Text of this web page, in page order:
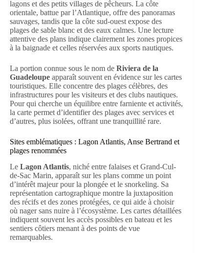
lagons et des petits villages de pêcheurs. La côte
orientale, battue par l’Atlantique, offre des panoramas
sauvages, tandis que la côte sud-ouest expose des
plages de sable blanc et des eaux calmes. Une lecture
attentive des plans indique clairement les zones propices
à la baignade et celles réservées aux sports nautiques.
La portion connue sous le nom de Riviera de la
Guadeloupe apparaît souvent en évidence sur les cartes
touristiques. Elle concentre des plages célèbres, des
infrastructures pour les visiteurs et des clubs nautiques.
Pour qui cherche un équilibre entre farniente et activités,
la carte permet d’identifier des plages avec services et
d’autres, plus isolées, offrant une tranquillité rare.
Sites emblématiques : Lagon Atlantis, Anse Bertrand et
plages renommées
Le Lagon Atlantis, niché entre falaises et Grand-Cul-
de-Sac Marin, apparaît sur les plans comme un point
d’intérêt majeur pour la plongée et le snorkeling. Sa
représentation cartographique montre la juxtaposition
des récifs et des zones protégées, ce qui aide à choisir
où nager sans nuire à l’écosystème. Les cartes détaillées
indiquent souvent les accès possibles en bateau et les
sentiers côtiers menant à des points de vue
remarquables.